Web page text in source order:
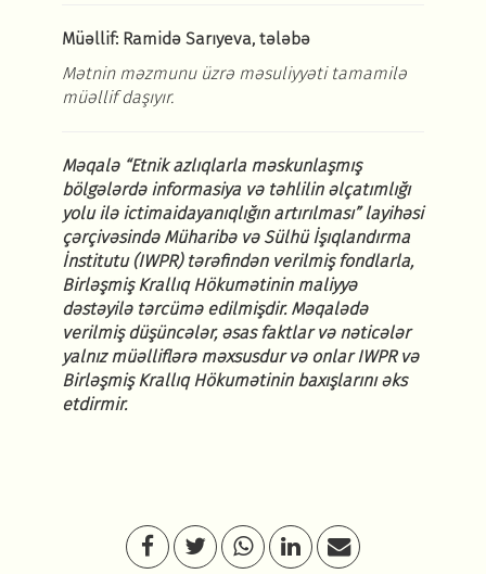
Müəllif: Ramidə Sarıyeva, tələbə
Mətnin məzmunu üzrə məsuliyyəti tamamilə
müəllif daşıyır.
Məqalə “Etnik azlıqlarla məskunlaşmış
bölgələrdə informasiya və təhlilin əlçatımlığı
yolu ilə ictimaidayanıqlığın artırılması” layihəsi
çərçivəsində Müharibə və Sülhü İşıqlandırma
İnstitutu (IWPR) tərəfindən verilmiş fondlarla,
Birləşmiş Krallıq Hökumətinin maliyyə
dəstəyilə tərcümə edilmişdir. Məqalədə
verilmiş düşüncələr, əsas faktlar və nəticələr
yalnızmüəlliflərə məxsusdur və onlar IWPR və
Birləşmiş Krallıq Hökumətinin baxışlarını əks
etdirmir.